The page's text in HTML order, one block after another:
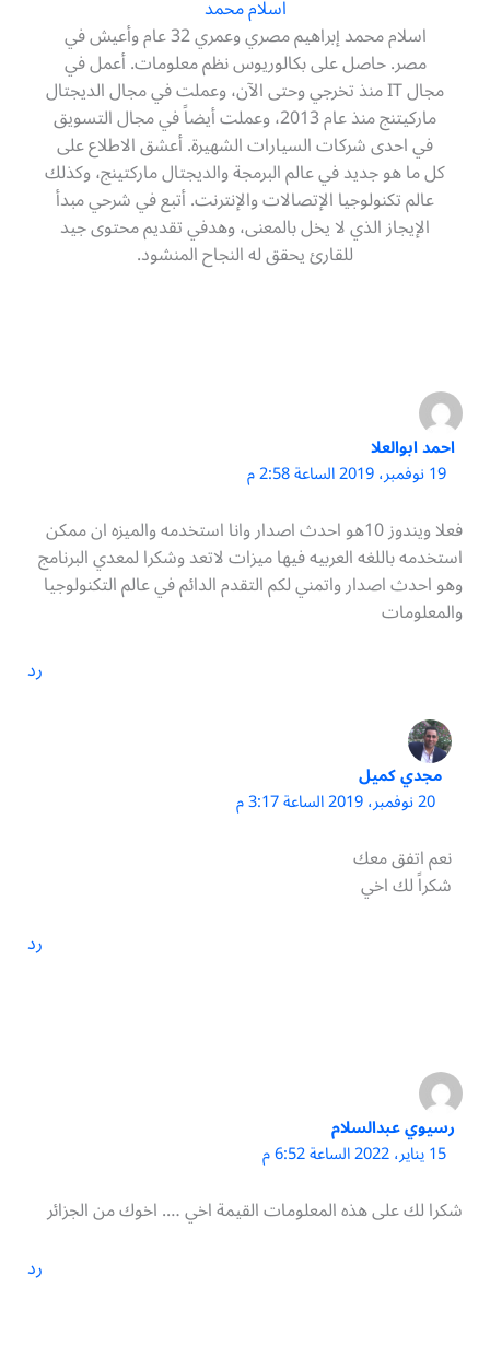
اسلام محمد
اسلام محمد إبراهيم مصري وعمري 32 عام وأعيش في
مصر. حاصل على بكالوريوس نظم معلومات. أعمل في
مجال IT منذ تخرجي وحتى الآن، وعملت في مجال الديجتال
ماركيتنج منذ عام 2013، وعملت أيضاً في مجال التسويق
في احدى شركات السيارات الشهيرة. أعشق الاطلاع على
كل ما هو جديد في عالم البرمجة والديجتال ماركتينج، وكذلك
عالم تكنولوجيا الإتصالات والإنترنت. أتبع في شرحي مبدأ
الإيجاز الذي لا يخل بالمعنى، وهدفي تقديم محتوى جيد
للقارئ يحقق له النجاح المنشود.
احمد ابوالعلا
19 نوفمبر، 2019 الساعة 2:58 م
فعلا ويندوز 10هو احدث اصدار وانا استخدمه والميزه ان ممكن
استخدمه باللغه العربيه فيها ميزات لاتعد وشكرا لمعدي البرنامج
وهو احدث اصدار واتمني لكم التقدم الدائم في عالم التكنولوجيا
والمعلومات
رد
مجدي كميل
20 نوفمبر، 2019 الساعة 3:17 م
نعم اتفق معك
شكراً لك اخي
رد
رسيوي عبدالسلام
15 يناير، 2022 الساعة 6:52 م
شكرا لك على هذه المعلومات القيمة اخي …. اخوك من الجزائر
رد